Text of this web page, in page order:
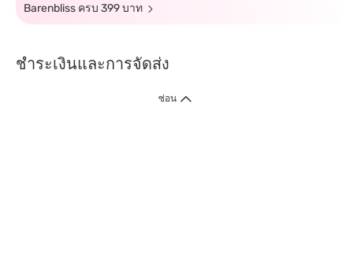
Barenbliss ครบ 399 บาท
ชำระเงินและการจัดส่ง
ซ่อน